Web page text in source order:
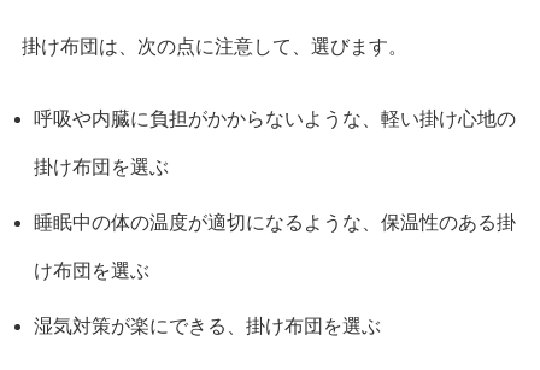
掛け布団は、次の点に注意して、選びます。
呼吸や内臓に負担がかからないような、軽い掛け心地の
掛け布団を選ぶ
睡眠中の体の温度が適切になるような、保温性のある掛
け布団を選ぶ
湿気対策が楽にできる、掛け布団を選ぶ